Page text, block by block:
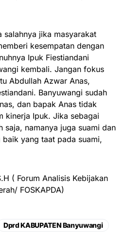
salahnya jika masyarakat
kesempatan dengan
Ipuk Fiestiandani
kembali. Jangan fokus
Abdullah Azwar Anas,
Banyuwangi sudah
dan bapak Anas tidak
kinerja Ipuk. Jika sebagai
saja, namanya juga suami dan
yang taat pada suami,
( Forum Analisis Kebijakan
FOSKAPDA)
Dprd KABUPATEN Banyuwangi